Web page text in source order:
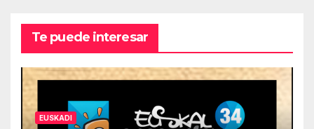
Te puede interesar
EUSKADI